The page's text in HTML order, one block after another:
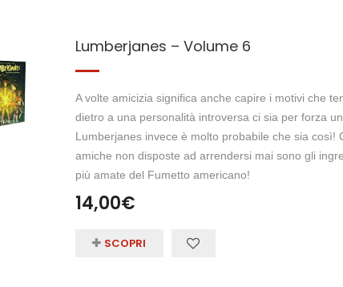
Lumberjanes – Volume 6
A volte amicizia significa anche capire i motivi che
dietro a una personalità introversa ci sia per forza
Lumberjanes invece è molto probabile che sia
amiche non disposte ad arrendersi mai sono gli
più amate del Fumetto americano!
14,00€
SCOPRI